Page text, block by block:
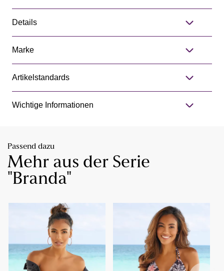
Details
Marke
Artikelstandards
Wichtige Informationen
Passend dazu
Mehr aus der Serie
"Branda"